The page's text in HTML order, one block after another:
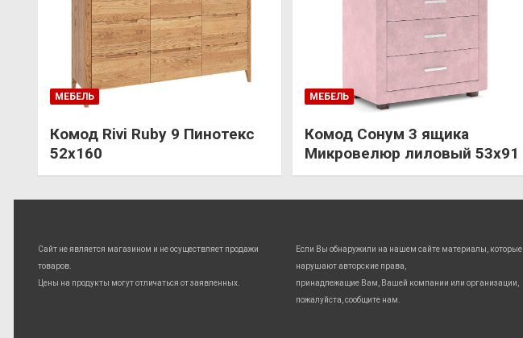
МЕБЕЛЬ
Комод Rivi Ruby 9 Пинотекс
52х160
МЕБЕЛЬ
Комод Сонум 3 ящика
Микровелюр лиловый 53х91
Сайт не является магазином и не осуществляет продажи
товаров.
Цены на продукты могут отличаться от заявленных.
Если Вы обнаружили на нашем сайте материалы, которые
нарушают авторские права,
принадлежащие Вам, Вашей компании или организации,
пожалуйста, сообщите нам.